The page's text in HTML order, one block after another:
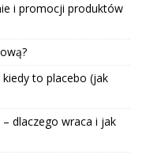
i promocji produktów
kiedy to placebo (jak
dlaczego wraca i jak